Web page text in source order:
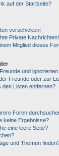
auf der Startseite?
verschicken!
Private Nachrichten!
Mitglied dieses
und ignorierten
Freunde oder zur
den Listen entfernen?
Foren
keine Ergebnisse?
eine leere Seite?
und Themen